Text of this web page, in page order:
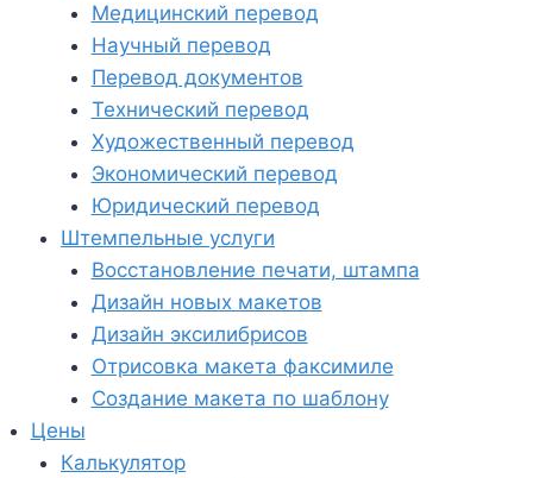
Медицинский перевод
Научный перевод
Перевод документов
Технический перевод
Художественный перевод
Экономический перевод
Юридический перевод
Штемпельные услуги
Восстановление печати, штампа
Дизайн новых макетов
Дизайн эксилибрисов
Отрисовка макета факсимиле
Создание макета по шаблону
Цены
Калькулятор